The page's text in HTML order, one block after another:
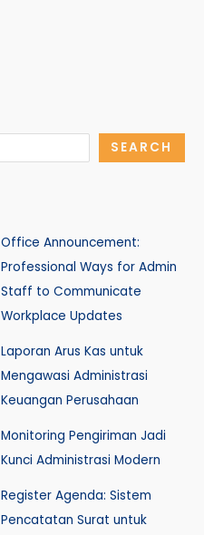
SEARCH
Office Announcement:
Professional Ways for Admin
Staff to Communicate
Workplace Updates
Laporan Arus Kas untuk
Mengawasi Administrasi
Keuangan Perusahaan
Monitoring Pengiriman Jadi
Kunci Administrasi Modern
Register Agenda: Sistem
Pencatatan Surat untuk